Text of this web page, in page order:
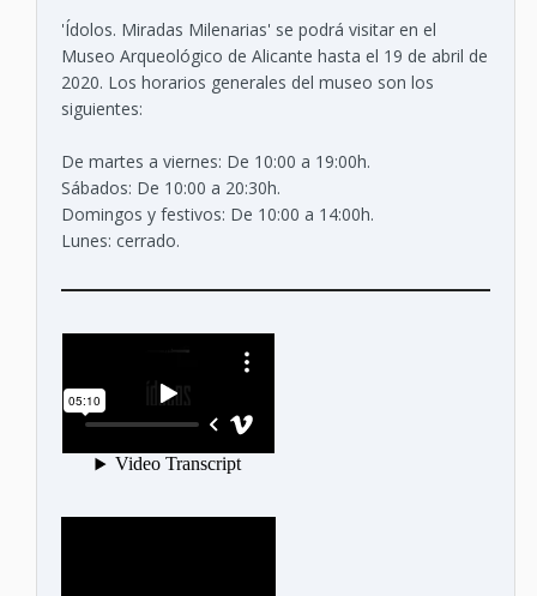
'Ídolos. Miradas Milenarias' se podrá visitar en el
Museo Arqueológico de Alicante hasta el 19 de abril de
2020. Los horarios generales del museo son los
siguientes:
De martes a viernes: De 10:00 a 19:00h.
Sábados: De 10:00 a 20:30h.
Domingos y festivos: De 10:00 a 14:00h.
Lunes: cerrado.